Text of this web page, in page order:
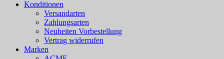
Konditionen
Versandarten
Zahlungsarten
Neuheiten Vorbestellung
Vertrag widerrufen
Marken